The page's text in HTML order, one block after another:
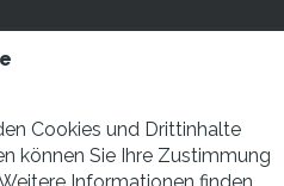
Cookies und Drittinhalte
können Sie Ihre Zustimmung
Informationen finden